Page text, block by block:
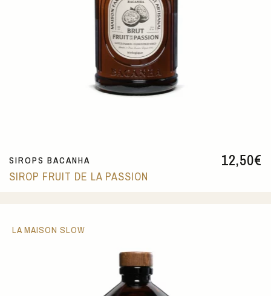
12,50€
SIROPS BACANHA
SIROP FRUIT DE LA PASSION
LA MAISON SLOW